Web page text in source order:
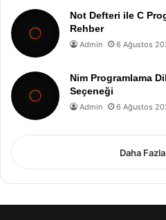
Not Defteri ile C
Rehber
Admin 6 Ağustos
Nim Programlama
Seçeneği
Admin 6 Ağustos
Daha